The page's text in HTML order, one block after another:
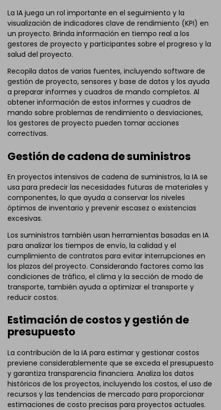
La IA juega un rol importante en el seguimiento y la
visualización de indicadores clave de rendimiento (KPI) en
un proyecto. Brinda información en tiempo real a los
gestores de proyecto y participantes sobre el progreso y la
salud del proyecto.
Recopila datos de varias fuentes, incluyendo software de
gestión de proyecto, sensores y base de datos y los ayuda
a preparar informes y cuadros de mando completos. Al
obtener información de estos informes y cuadros de
mando sobre problemas de rendimiento o desviaciones,
los gestores de proyecto pueden tomar acciones
correctivas.
Gestión de cadena de suministros
En proyectos intensivos de cadena de suministros, la IA se
usa para predecir las necesidades futuras de materiales y
componentes, lo que ayuda a conservar los niveles
óptimos de inventario y prevenir escasez o existencias
excesivas.
Los suministros también usan herramientas basadas en IA
para analizar los tiempos de envío, la calidad y el
cumplimiento de contratos para evitar interrupciones en
los plazos del proyecto. Considerando factores como las
condiciones de tráfico, el clima y la sección de modo de
transporte, también ayuda a optimizar el transporte y
reducir costos.
Estimación de costos y gestión de
presupuesto
La contribución de la IA para estimar y gestionar costos
previene considerablemente que se exceda el presupuesto
y garantiza transparencia financiera. Analiza los datos
históricos de los proyectos, incluyendo los costos, el uso de
recursos y las tendencias de mercado para proporcionar
estimaciones de costo precisas para proyectos actuales.